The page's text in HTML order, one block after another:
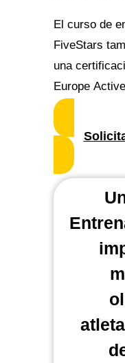
El curso de
FiveStars
una
Europe